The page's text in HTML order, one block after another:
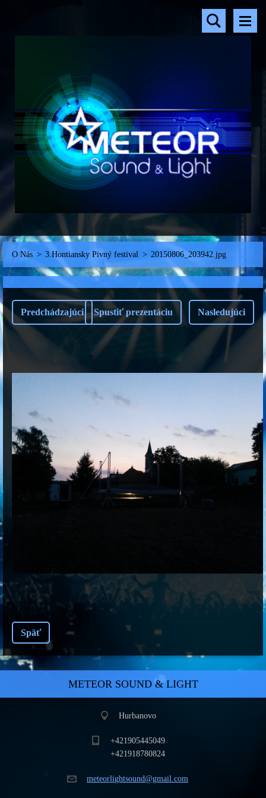
O Nás > 3.Hontiansky Pivný festival > 20150806_203942.jpg
Predchádzajúci Spustiť prezentáciu Nasledujúci
Späť
METEOR SOUND & LIGHT
Hurbanovo
+421905445049
+421918780824
meteorlightsound@gmail.com